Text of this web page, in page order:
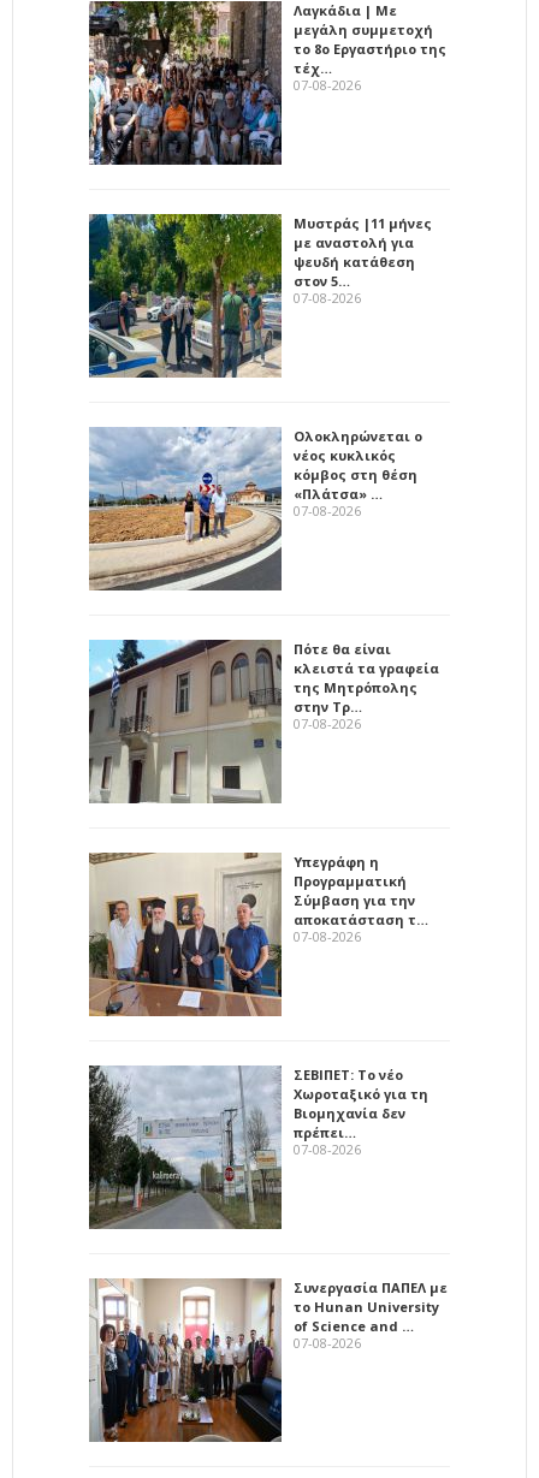
Λαγκάδια | Με
μεγάλη συμμετοχή
το 8ο Εργαστήριο της
τέχ…
07-08-2026
Μυστράς |11 μήνες
με αναστολή για
ψευδή κατάθεση
στον 5…
07-08-2026
Ολοκληρώνεται ο
νέος κυκλικός
κόμβος στη θέση
«Πλάτσα» …
07-08-2026
Πότε θα είναι
κλειστά τα γραφεία
της Μητρόπολης
στην Τρ…
07-08-2026
Υπεγράφη η
Προγραμματική
Σύμβαση για την
αποκατάσταση τ…
07-08-2026
ΣΕΒΙΠΕΤ: Το νέο
Χωροταξικό για τη
Βιομηχανία δεν
πρέπει…
07-08-2026
Συνεργασία ΠΑΠΕΛ με
το Hunan University
of Science and …
07-08-2026